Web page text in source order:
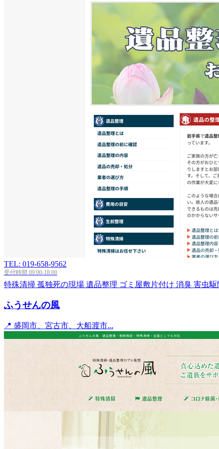
TEL: 019-658-9562
受付時間 09:00-18:00
特殊清掃 孤独死の現場 遺品整理 ゴミ屋敷片付け 消臭 害虫駆
ふうせんの風
📍 盛岡市、宮古市、大船渡市...